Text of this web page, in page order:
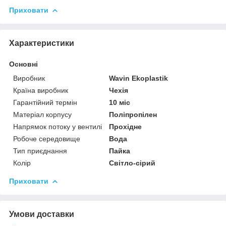
Приховати
Характеристики
Основні
Виробник
Wavin Ekoplastik
Країна виробник
Чехія
Гарантійний термін
10 міс
Матеріал корпусу
Поліпропілен
Напрямок потоку у вентилі
Прохідне
Робоче середовище
Вода
Тип приєднання
Пайка
Колір
Світло-сірий
Приховати
Умови доставки